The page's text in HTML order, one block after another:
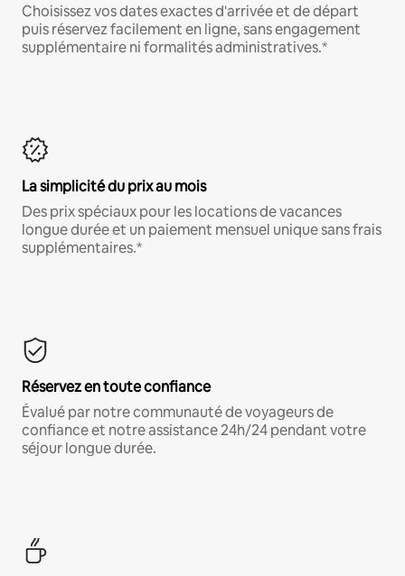
Choisissez vos dates exactes d'arrivée et de départ
puis réservez facilement en ligne, sans engagement
supplémentaire ni formalités administratives.*
La simplicité du prix au mois
Des prix spéciaux pour les locations de vacances
longue durée et un paiement mensuel unique sans frais
supplémentaires.*
Réservez en toute confiance
Évalué par notre communauté de voyageurs de
confiance et notre assistance 24h/24 pendant votre
séjour longue durée.